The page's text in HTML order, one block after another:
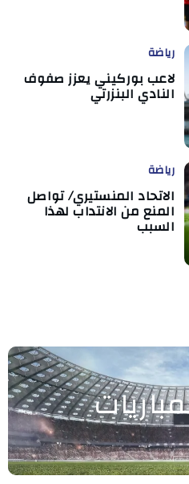
رياضة
لاعب بوركيني يعزز صفوف
النادي البنزرتي
رياضة
الاتحاد المنستيري/ تواصل
المنع من الانتداب لهذا
السبب